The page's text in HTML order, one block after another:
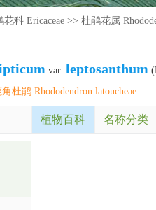
花科 Ericaceae >> 杜鹃花属
var. leptosanthum
角杜鹃 Rhododendron latoucheae
植物百科 名称分类